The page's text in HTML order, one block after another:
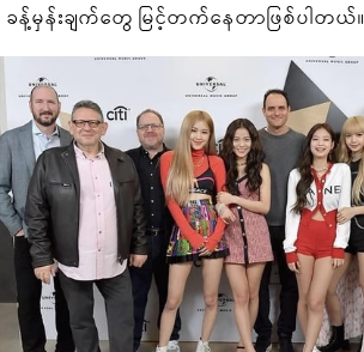
ခန့်မှန်းချက်တွေ မြင့်တက်နေတာဖြစ်ပါတယ်။